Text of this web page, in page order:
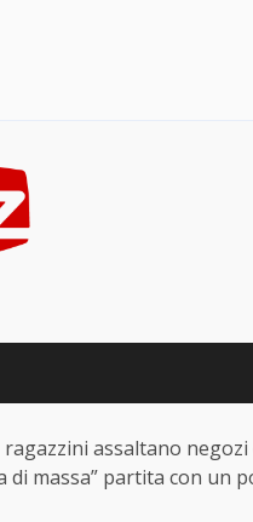
assaltano
di massa” partita con un